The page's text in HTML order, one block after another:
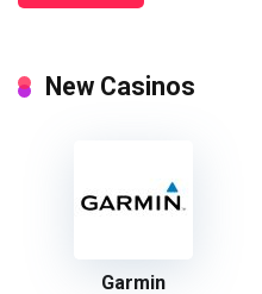
New Casinos
Garmin